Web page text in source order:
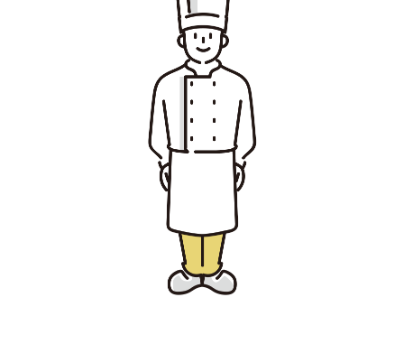
カテゴリから探す
地域を代表する 企業100選
行政連携記事
選出企業特別対談
SDGsの先駆者
飲食店
ニッポンの百選大全集